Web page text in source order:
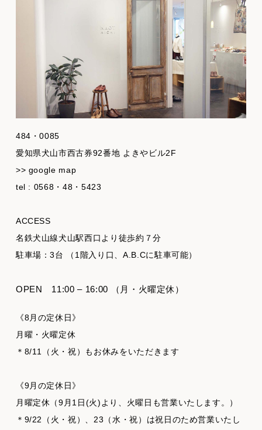
484・0085
愛知県犬山市西古券92番地 よきやビル2F
>> google map
tel : 0568・48・5423
ACCESS
名鉄犬山線犬山駅西口より徒歩約７分
駐車場：3台 （1階入り口、A.B.Cに駐車可能）
OPEN 11:00 – 16:00 （月・火曜定休）
《8月の定休日》
月曜・火曜定休
＊8/11（火・祝）もお休みをいただきます
《9月の定休日》
月曜定休（9月1日(火)より、火曜日も営業いたします。）
＊9/22（火・祝）、23（水・祝）は祝日のため営業いたし